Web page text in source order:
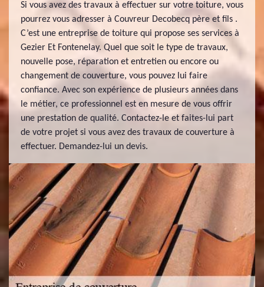
Si vous avez des travaux à effectuer sur votre toiture, vous
pourrez vous adresser à Couvreur Decobecq père et fils .
C’est une entreprise de toiture qui propose ses services à
Gezier Et Fontenelay. Quel que soit le type de travaux,
nouvelle pose, réparation et entretien ou encore ou
changement de couverture, vous pouvez lui faire
confiance. Avec son expérience de plusieurs années dans
le métier, ce professionnel est en mesure de vous offrir
une prestation de qualité. Contactez-le et faites-lui part
de votre projet si vous avez des travaux de couverture à
effectuer. Demandez-lui un devis.